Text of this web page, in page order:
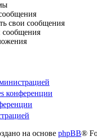
свои сообщения
сообщения
конференции
на основе phpBB®